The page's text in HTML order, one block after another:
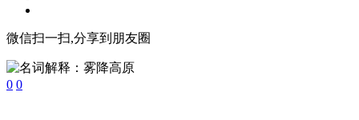
微信扫一扫,分享到朋友圈
0 0